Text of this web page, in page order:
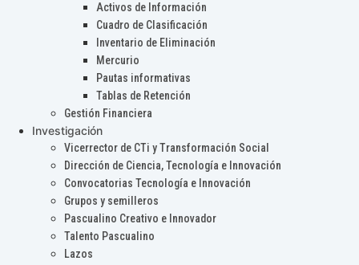
Activos de Información
Cuadro de Clasificación
Inventario de Eliminación
Mercurio
Pautas informativas
Tablas de Retención
Gestión Financiera
Investigación
Vicerrector de CTi y Transformación Social
Dirección de Ciencia, Tecnología e Innovación
Convocatorias Tecnología e Innovación
Grupos y semilleros
Pascualino Creativo e Innovador
Talento Pascualino
Lazos